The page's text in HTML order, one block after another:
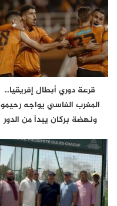
قرعة دوري أبطال إفريقيا..
المغرب الفاسي يواجه رحيمو
ونهضة بركان يبدأ من الدور